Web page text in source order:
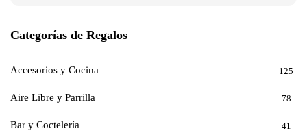
Categorías de Regalos
Accesorios y Cocina 125
Aire Libre y Parrilla 78
Bar y Coctelería 41